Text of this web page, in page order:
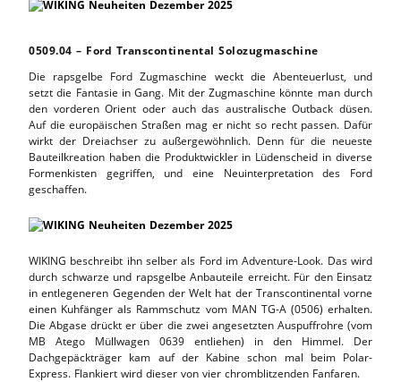
0509.04 – Ford Transcontinental Solozugmaschine
Die rapsgelbe Ford Zugmaschine weckt die Abenteuerlust, und
setzt die Fantasie in Gang. Mit der Zugmaschine könnte man durch
den vorderen Orient oder auch das australische Outback düsen.
Auf die europäischen Straßen mag er nicht so recht passen. Dafür
wirkt der Dreiachser zu außergewöhnlich. Denn für die neueste
Bauteilkreation haben die Produktwickler in Lüdenscheid in diverse
Formenkisten gegriffen, und eine Neuinterpretation des Ford
geschaffen.
WIKING beschreibt ihn selber als Ford im Adventure-Look. Das wird
durch schwarze und rapsgelbe Anbauteile erreicht. Für den Einsatz
in entlegeneren Gegenden der Welt hat der Transcontinental vorne
einen Kuhfänger als Rammschutz vom MAN TG-A (0506) erhalten.
Die Abgase drückt er über die zwei angesetzten Auspuffrohre (vom
MB Atego Müllwagen 0639 entliehen) in den Himmel. Der
Dachgepäckträger kam auf der Kabine schon mal beim Polar-
Express. Flankiert wird dieser von vier chromblitzenden Fanfaren.